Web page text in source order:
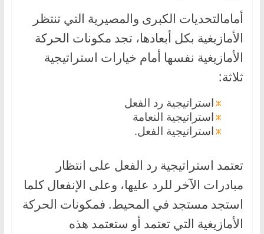
أمامالتحديات الكبرى والمصيرية التي تنتظر
الأمازيغية بكل أبعادها، تجد مكونات الحركة
الأمازيغية نفسها أمام خيارات استراتيجية
ثلاثة:
استراتيجية رد الفعل
استراتيجية النعامة
استراتيجية الفعل.
تعتمد استراتيجية رد الفعل على انتظار
مبادرات الآخر للرد عليها، وعلى الإنفعال كلما
استجد مستجد في المحيط. فمكونات الحركة
الأمازيغية التي تعتمد أو ستعتمد هذه